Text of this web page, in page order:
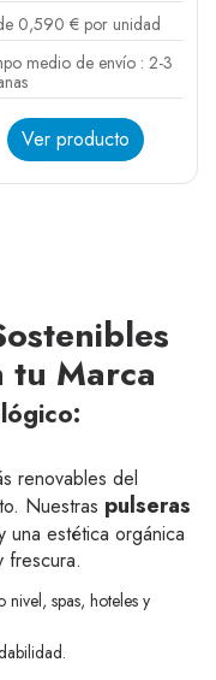
0,590 € por unidad
medio de envío : 2-3
Ver producto
reutilizable
desechable
tu Marca
renovables del
Nuestras pulseras
una estética orgánica
frescura.
nivel, spas, hoteles y